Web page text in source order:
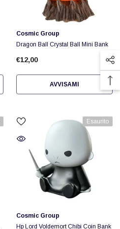
Fornitore:
Cosmic Group
Dragon Ball Crystal Ball Mini Bank
€12,00
AVVISAMI
Esaurito
Fornitore:
Cosmic Group
Hp Lord Voldemort Chibi Coin Bank